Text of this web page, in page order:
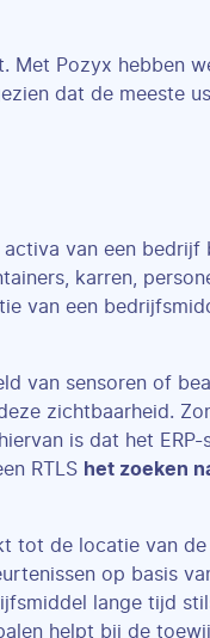
Met Pozyx hebben
dat de meeste
van een
karren,
van een
van sensoren of
zichtbaarheid.
is dat het
RTLS het zoeken
tot de locatie van
op basis
lange tijd
helpt bij de